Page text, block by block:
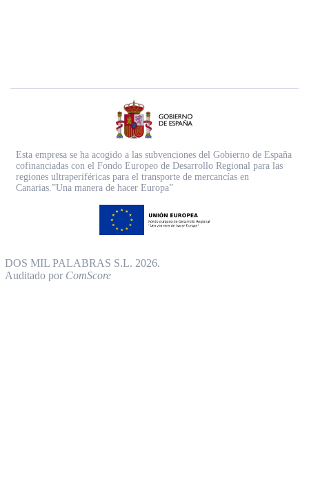
Esta empresa se ha acogido a las subvenciones del Gobierno de España
cofinanciadas con el Fondo Europeo de Desarrollo Regional para las
regiones ultraperiféricas para el transporte de mercancías en
Canarias.”Una manera de hacer Europa”
DOS MIL PALABRAS S.L. 2026.
Auditado por ComScore